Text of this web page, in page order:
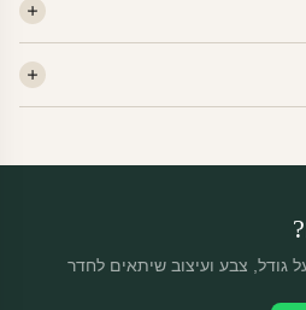
גודל, צבע ועיצוב שיתאים לחדר